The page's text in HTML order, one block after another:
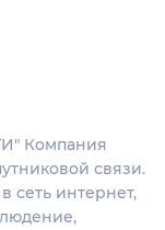
Компания
связи.
сеть интернет,